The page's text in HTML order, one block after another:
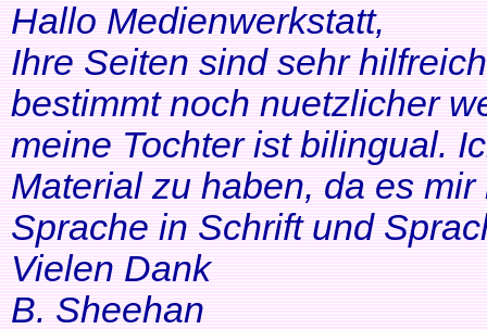
Hallo Medienwerkstatt,
Ihre Seiten sind sehr
bestimmt noch nuetzlicher
meine Tochter ist bilingual.
Material zu haben, da es
Sprache in Schrift und
Vielen Dank
B. Sheehan